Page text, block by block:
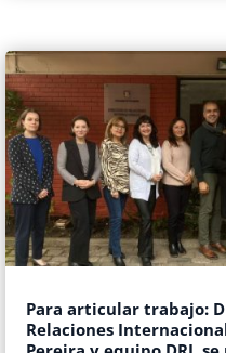
Para articular trabajo:
Relaciones